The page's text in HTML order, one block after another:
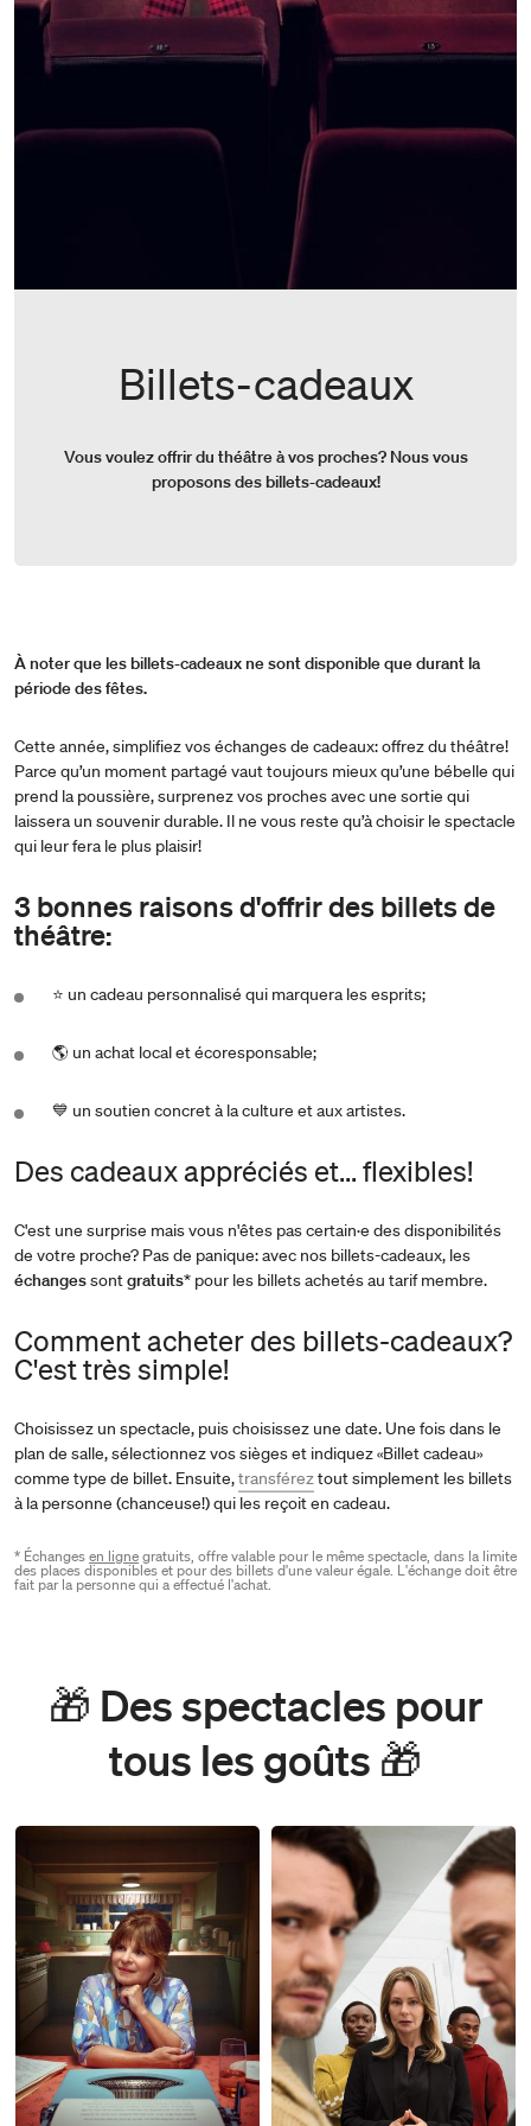
Billets-cadeaux
Vous voulez offrir du théâtre à vos proches? Nous vous
proposons des billets-cadeaux!
À noter que les billets-cadeaux ne sont disponible que durant la
période des fêtes.
Cette année, simplifiez vos échanges de cadeaux: offrez du théâtre!
Parce qu’un moment partagé vaut toujours mieux qu’une bébelle qui
prend la poussière, surprenez vos proches avec une sortie qui
laissera un souvenir durable. Il ne vous reste qu’à choisir le spectacle
qui leur fera le plus plaisir!
3 bonnes raisons d'offrir des billets de
théâtre:
⭐ un cadeau personnalisé qui marquera les esprits;
🌎 un achat local et écoresponsable;
💙 un soutien concret à la culture et aux artistes.
Des cadeaux appréciés et... flexibles!
C'est une surprise mais vous n'êtes pas certain·e des disponibilités
de votre proche? Pas de panique: avec nos billets-cadeaux, les
échangessontgratuits* pour les billets achetés au tarif membre.
Comment acheter des billets-cadeaux?
C'est très simple!
Choisissez un spectacle, puis choisissez une date. Une fois dans le
plan de salle, sélectionnez vos sièges et indiquez «Billet cadeau»
comme type de billet. Ensuite,transféreztout simplement les billets
à la personne (chanceuse!) qui les reçoit en cadeau.
* Échangesen lignegratuits, offre valable pour le même spectacle, dans la limite
des places disponibles et pour des billets d'une valeur égale. L'échange doit être
fait par la personne qui a effectué l'achat.
🎁 Des spectacles pour
tous les goûts 🎁